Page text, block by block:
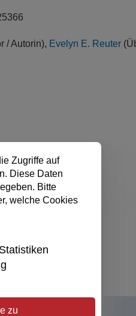
/ Autorin), Evelyn E. Reuter
Zugriffe auf
Diese Daten
Bitte
welche Cookies
Statistiken
zu